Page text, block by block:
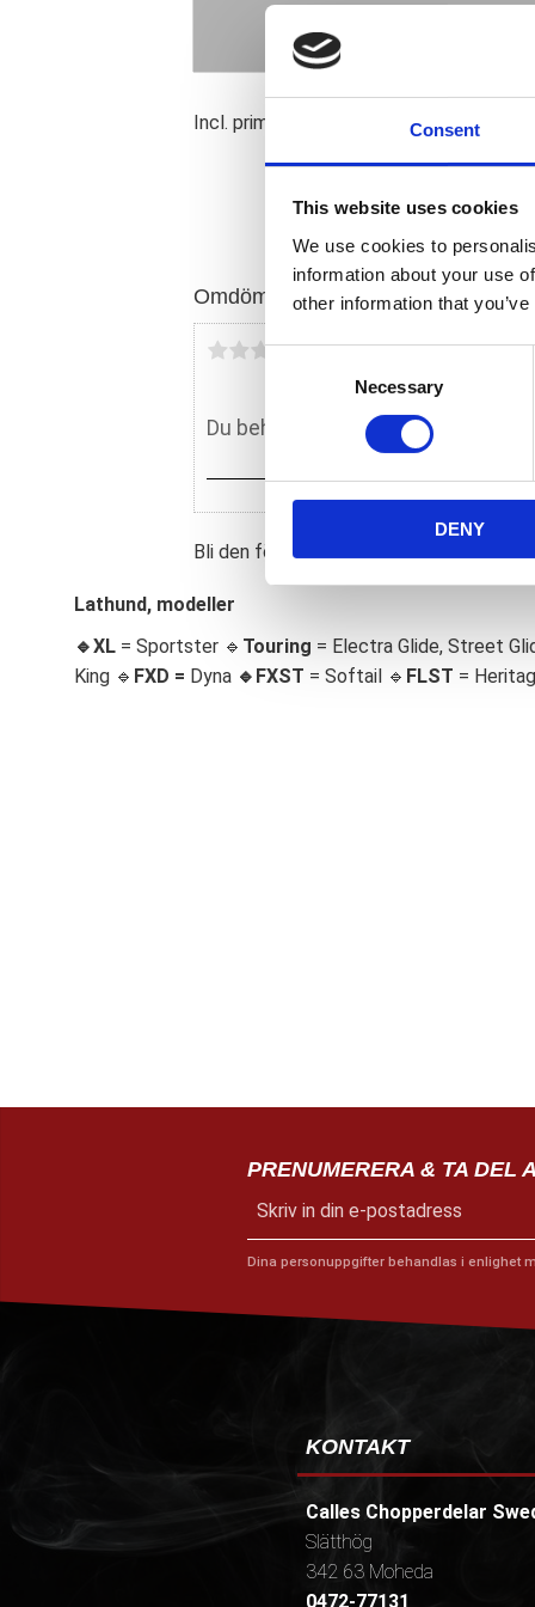
Consent
This website uses cookies
We use cookies to
information about your use
other information that
C
S
e
e
c
Necessary
DENY
Incl. primary; inspection & derby cover
Omdömen
Du
Bli den första att lämna ett omdöme.
Lathund, modeller
🔹XL = Sportster 🔹 Touring = Electra Glide, Street
King 🔹 FXD = Dyna 🔹 FXST = Softail 🔹 FLST =
PRENUMERERA & TA DEL
Dina personuppgifter behandlas i enlighet
KONTAKT
Calles Chopperdelar
Slätthög
342 63 Moheda
0472-77131